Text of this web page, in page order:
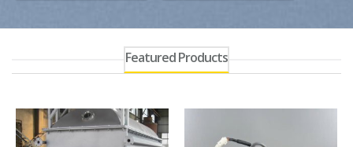
Featured Products